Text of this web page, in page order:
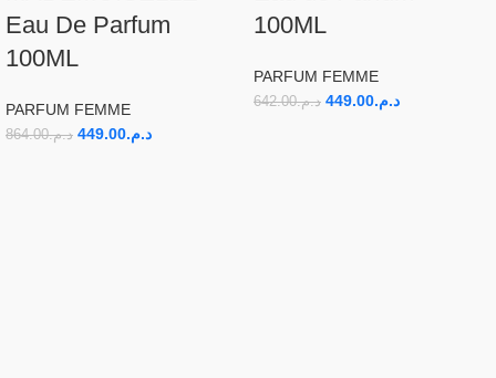
Eau De Parfum
100ML
PARFUM FEMME
د.م.864.00 د.م.449.00
100ML
PARFUM FEMME
د.م.642.00 د.م.449.00